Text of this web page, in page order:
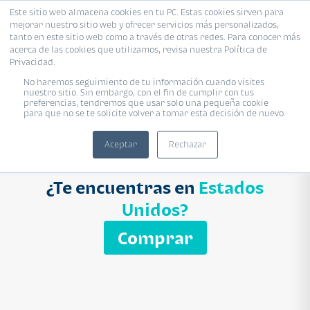
Este sitio web almacena cookies en tu PC. Estas cookies sirven para
mejorar nuestro sitio web y ofrecer servicios más personalizados,
tanto en este sitio web como a través de otras redes. Para conocer más
acerca de las cookies que utilizamos, revisa nuestra Política de
Privacidad.
No haremos seguimiento de tu información cuando visites
nuestro sitio. Sin embargo, con el fin de cumplir con tus
preferencias, tendremos que usar solo una pequeña cookie
para que no se te solicite volver a tomar esta decisión de nuevo.
Aceptar Rechazar
Proyecto Modelo Inmobiliaria
Ingresa el nombre del proyecto
Buscar
¿Te encuentras en Estados
Unidos?
Comprar